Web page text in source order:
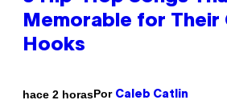
Memorable for Their
Hooks
hace 2 horasPor Caleb Catlin